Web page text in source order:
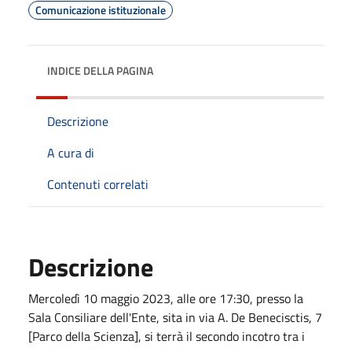
Comunicazione istituzionale
INDICE DELLA PAGINA
Descrizione
A cura di
Contenuti correlati
Descrizione
Mercoledì 10 maggio 2023, alle ore 17:30, presso la
Sala Consiliare dell'Ente, sita in via A. De Benecisctis, 7
[Parco della Scienza], si terrà il secondo incotro tra i